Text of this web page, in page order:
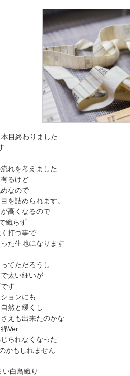
目終わりました
れを考えました
るけど
なので
を詰められます。
高くなるので
織らず
打つ事で
た生地になります
てただろうし
太い細いが
す
ョンにも
然と緩くし
えも出来たのかな
Ver
られなくなった
かもしれません
白鳥織り